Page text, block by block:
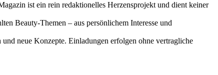
ist ein rein redaktionelles Herzensprojekt und dient keiner
Beauty-Themen – aus persönlichem Interesse und
neue Konzepte. Einladungen erfolgen ohne vertragliche